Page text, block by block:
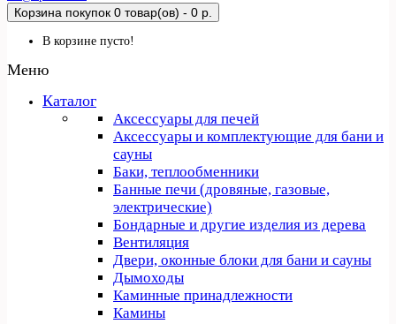
Корзина покупок 0 товар(ов) - 0 р.
В корзине пусто!
Меню
Каталог
Аксессуары для печей
Аксессуары и комплектующие для бани и
сауны
Баки, теплообменники
Банные печи (дровяные, газовые,
электрические)
Бондарные и другие изделия из дерева
Вентиляция
Двери, оконные блоки для бани и сауны
Дымоходы
Каминные принадлежности
Камины